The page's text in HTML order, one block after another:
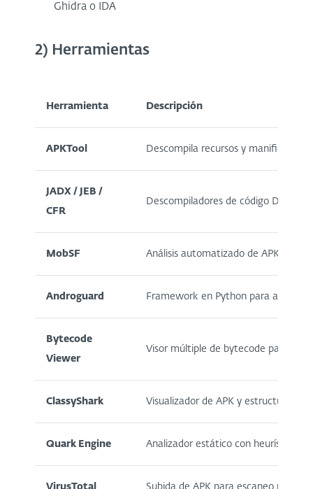
Ghidra o IDA
2) Herramientas
Herramienta Descripción
APKTool Descompila recursos y manifiestos
JADX / JEB /
CFR
Descompiladores de código DEX a
MobSF Análisis automatizado de APK
Androguard Framework en Python para analizar
Bytecode
Viewer
Visor múltiple de bytecode para
ClassyShark Visualizador de APK y estructuras de
Quark Engine Analizador estático con heurísticas